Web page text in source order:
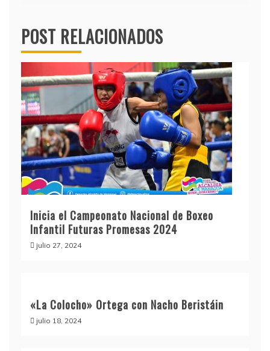
POST RELACIONADOS
Inicia el Campeonato Nacional de Boxeo
Infantil Futuras Promesas 2024
julio 27, 2024
«La Colocho» Ortega con Nacho Beristáin
julio 18, 2024